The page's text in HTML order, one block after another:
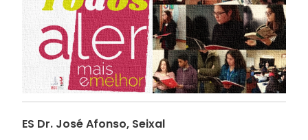
ES Dr. José Afonso, Seixal